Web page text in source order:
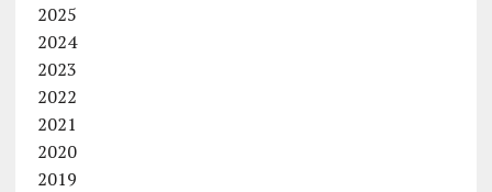
2025
2024
2023
2022
2021
2020
2019